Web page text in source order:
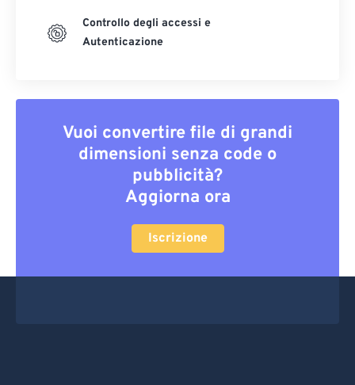
Controllo degli accessi e
Autenticazione
Vuoi convertire file di grandi
dimensioni senza code o
pubblicità?
Aggiorna ora
Iscrizione